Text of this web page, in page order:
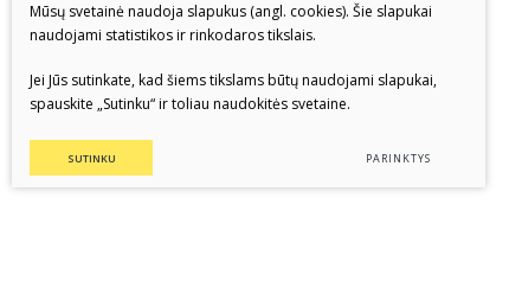
Mūsų svetainė naudoja slapukus (angl. cookies). Šie slapukai
naudojami statistikos ir rinkodaros tikslais.
Jei Jūs sutinkate, kad šiems tikslams būtų naudojami slapukai,
spauskite „Sutinku“ ir toliau naudokitės svetaine.
SUTINKU PARINKTYS